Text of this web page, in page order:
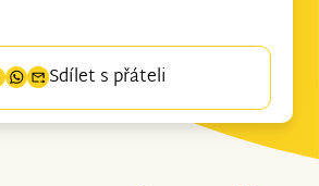
Sdílet s přáteli